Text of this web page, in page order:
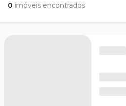
0 imóveis encontrados